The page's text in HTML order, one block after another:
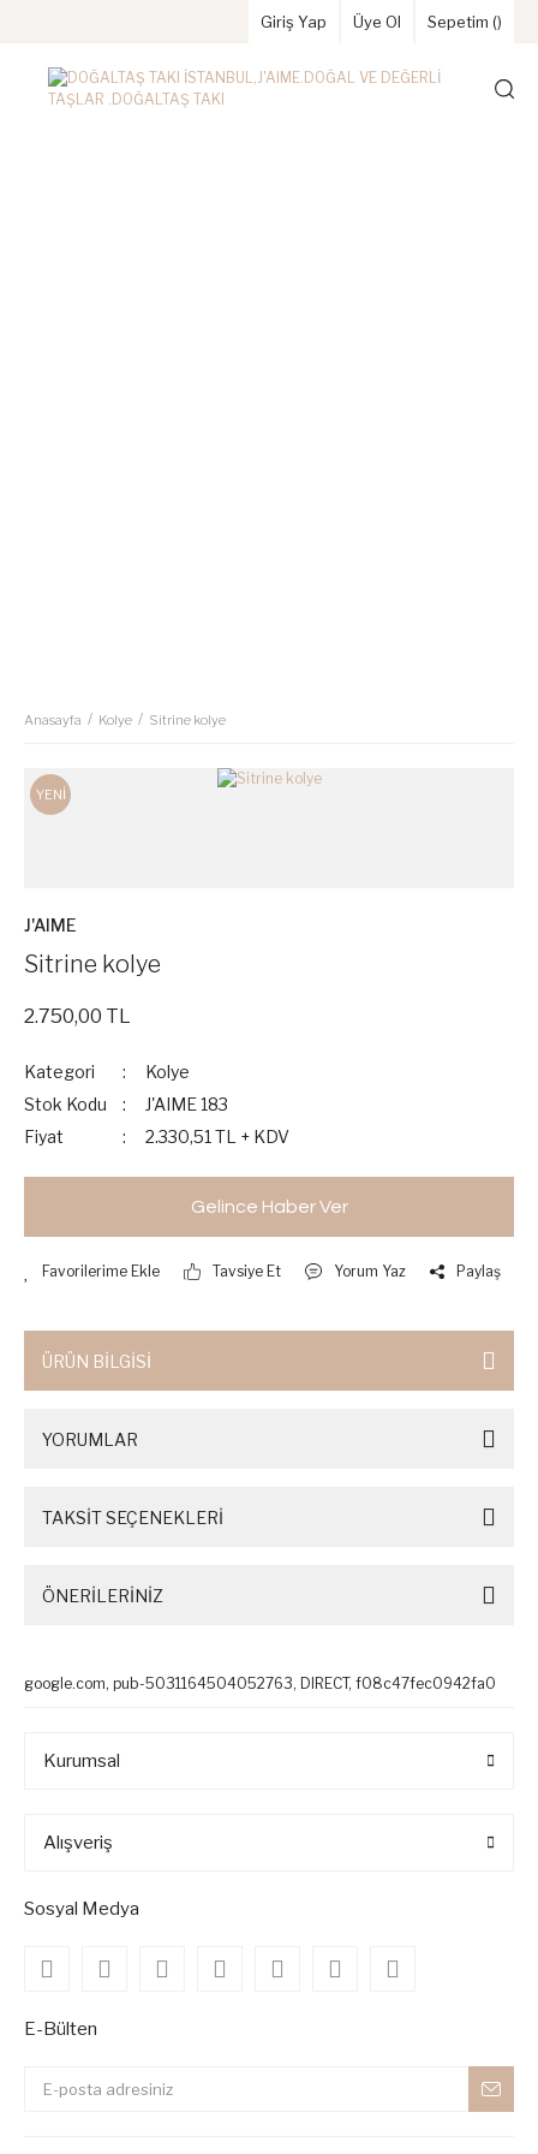
Giriş Yap Üye Ol Sepetim ()
Anasayfa Kolye Sitrine kolye
YENİ
J'AIME
Sitrine kolye
2.750,00 TL
Kategori
Kolye
Stok Kodu
J'AIME 183
Fiyat
2.330,51 TL + KDV
Gelince Haber Ver
Tavsiye Et Yorum Yaz Paylaş
ÜRÜN BİLGİSİ
YORUMLAR
TAKSİT SEÇENEKLERİ
ÖNERİLERİNİZ
google.com, pub-5031164504052763, DIRECT, f08c47fec0942fa0
Kurumsal
Alışveriş
Sosyal Medya
E-Bülten